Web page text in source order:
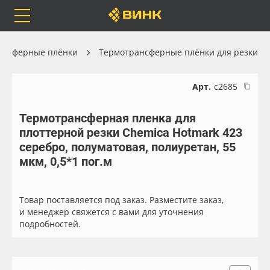
Каталог
Orafol
Доставка
Весь каталог
Рулонные материалы
Листовые материалы
плёнки Термотрансферные плёнки для резки
Арт. с2685
Термотрансферная пленка для
плоттерной резки Chemica Hotmark 423
серебро, полуматовая, полиуретан, 55
мкм, 0,5*1 пог.м
Товар поставляется под заказ. Разместите заказ,
и менеджер свяжется с вами для уточнения
подробностей.